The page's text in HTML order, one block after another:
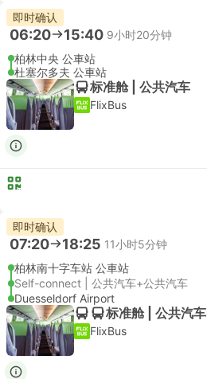
即时确认
06:20 15:40 9小时20分钟
柏林中央 公車站
杜塞尔多夫 公車站
标准舱 | 公共汽车
FlixBus
即时确认
07:20 18:25 11小时5分钟
柏林南十字车站 公車站
Self-connect | 公共汽车+公共汽车
Duesseldorf Airport
标准舱 | 公共汽车
FlixBus